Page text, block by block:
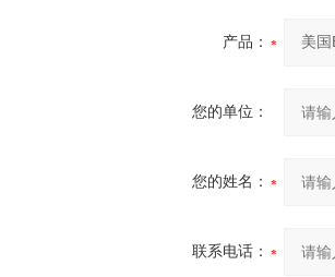
产品：
您的单位：
您的姓名：
联系电话：